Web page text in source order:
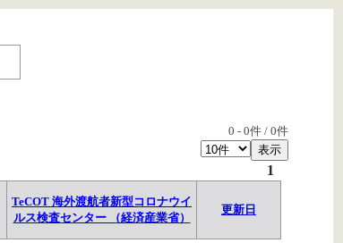
0 - 0件 / 0件
1
TeCOT 海外渡航者新型コロナウイ
ルス検査センター （経済産業省）
更新日